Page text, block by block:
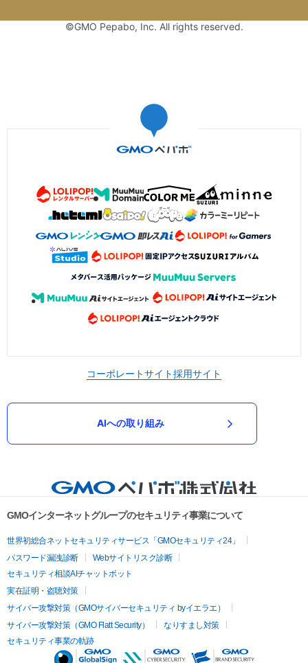
©GMO Pepabo, Inc. All rights reserved.
コーポレートサイト採用サイト
AIへの取り組み
GMOインターネットグループのセキュリティ事業について
世界初総合ネットセキュリティサービス「GMOセキュリティ24」
パスワード漏洩診断
Webサイトリスク診断
セキュリティ相談AIチャットボット
実在証明・盗聴対策
サイバー攻撃対策（GMOサイバーセキュリティ byイエラエ）
サイバー攻撃対策（GMO Flatt Security）
なりすまし対策
セキュリティ事業の軌跡